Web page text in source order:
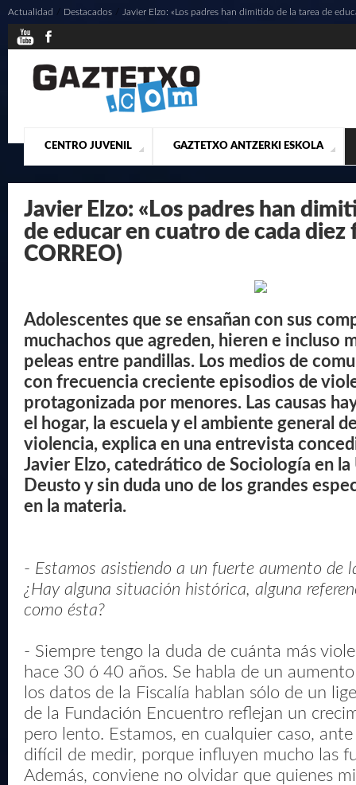
CENTRO JUVENIL
¿QUIENES SOMOS? ACTUALIDAD CONTACTO
GAZTETXO ANTZERKI ESKOLA
PRESENTACIÓN MUSICALES
Actualidad / Destacados Javier Elzo: «Los padres han dimitido de la tarea de
Javier Elzo: «Los padres han
de educar en cuatro de cada diez
CORREO)
Adolescentes que se ensañan con sus
muchachos que agreden, hieren e incluso
peleas entre pandillas. Los medios de
con frecuencia creciente episodios de
protagonizada por menores. Las causas
el hogar, la escuela y el ambiente general
violencia, explica en una entrevista
Javier Elzo, catedrático de Sociología en
Deusto y sin duda uno de los grandes
en la materia.
- Estamos asistiendo a un fuerte aumento de
¿Hay alguna situación histórica, alguna
como ésta?
- Siempre tengo la duda de cuánta más
hace 30 ó 40 años. Se habla de un
los datos de la Fiscalía hablan sólo de un
de la Fundación Encuentro reflejan un
pero lento. Estamos, en cualquier caso,
difícil de medir, porque influyen mucho las
Además, conviene no olvidar que quienes